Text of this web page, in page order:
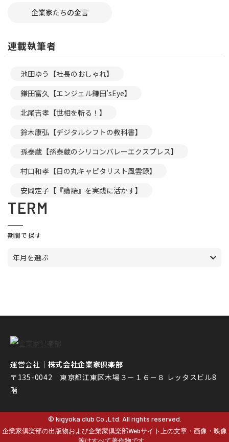
企業家たちの金言
連載執筆者
池田ゆう【社長のおしゃれ】
鎌田富久【エンジェル鎌田’sEye】
北尾吉孝【世相を斬る！】
鈴木康弘【デジタルシフトの教科書】
孫泰蔵【孫泰蔵のシリコンバレーエクスプレス】
村口和孝【日の丸キャピタリスト風雲録】
安岡定子【『論語』を実践に活かす】
TERM
期間で探す
年月を選ぶ
運営会社｜ 株式会社企業家倶楽部
〒135-0042 東京都江東区木場３－１６－８ レッタスビル8
階
© kigyoka club Co.,Ltd. All rights reserved.
企業家倶楽部の出版物および企業家倶楽部Webサイト上の文章・画像・映像